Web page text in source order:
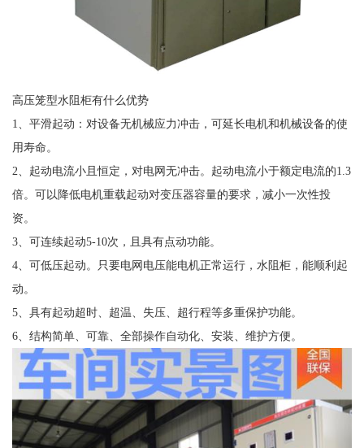
高压笼型水阻柜有什么优势
1、平滑起动：对设备无机械应力冲击，可延长电机和机械设备的使
用寿命。
2、起动电流小且恒定，对电网无冲击。起动电流小于额定电流的1.3
倍。可以降低电机重载起动对变压器容量的要求，减小一次性投
资。
3、可连续起动5-10次，且具有点动功能。
4、可低压起动。只要电网电压能电机正常运行，水阻柜，能顺利起
动。
5、具有起动超时、超温、失压、超行程等多重保护功能。
6、结构简单、可靠、全部操作自动化、安装、维护方便。